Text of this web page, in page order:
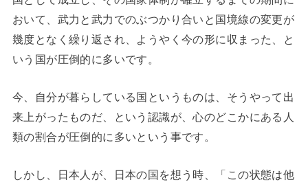
おいて、武力と武力でのぶつかり合いと国境線の変更が
幾度となく繰り返され、ようやく今の形に収まった、と
いう国が圧倒的に多いです。
今、自分が暮らしている国というものは、そうやって出
来上がったものだ、という認識が、心のどこかにある人
類の割合が圧倒的に多いという事です。
しかし、日本人が、日本の国を想う時、「この状態は他